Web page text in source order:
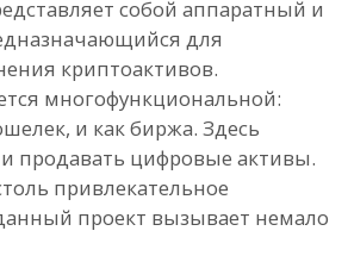
собой аппаратный и
для
криптоактивов.
многофункциональной:
и как биржа. Здесь
продавать цифровые активы.
привлекательное
проект вызывает немало